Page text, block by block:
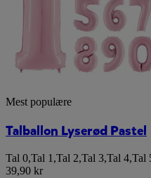
Mest populære
Talballon Lyserød Pastel
Tal 0,Tal 1,Tal 2,Tal 3,Tal 4,Tal
39,90 kr